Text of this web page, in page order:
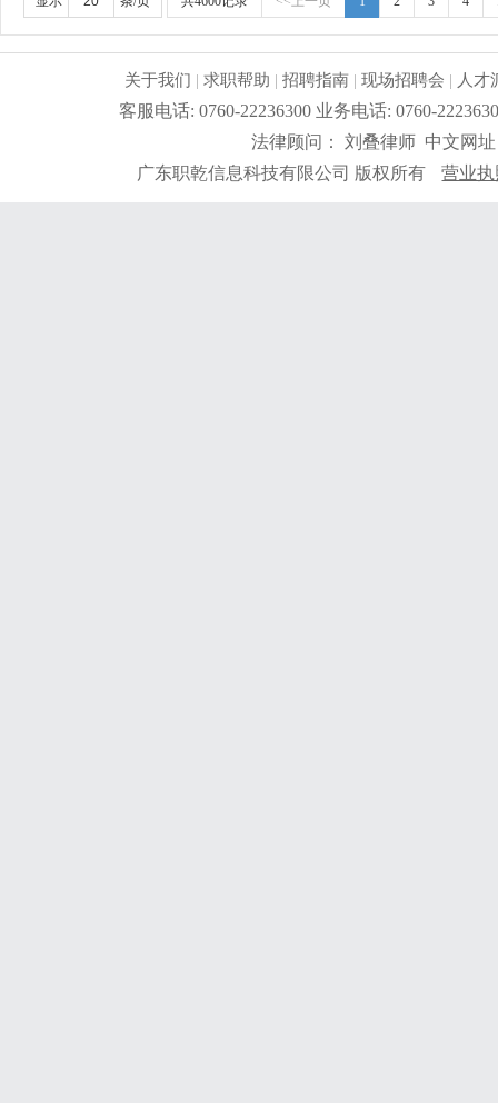
关于我们 |求职帮助 |招聘指南 |现场招聘会 | 人才
客服电话: 0760-22236300 业务电话: 0760-
法律顾问： 刘叠律师 中文网
广东职乾信息科技有限公司 版权所有
营业